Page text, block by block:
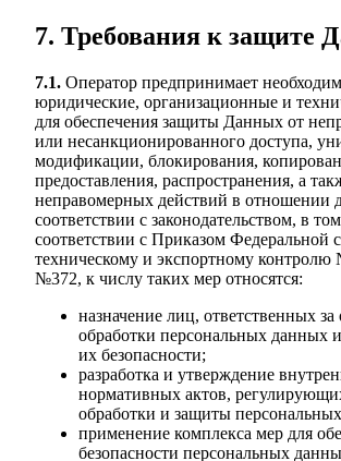
7. Требования к защите
7.1. Оператор предпринимает
юридические, организационные и
для обеспечения защиты Данных от
или несанкционированного доступа,
модификации, блокирования,
предоставления, распространения, а
неправомерных действий в отношении
соответствии с законодательством, в
соответствии с Приказом Федеральной
техническому и экспортному
№372, к числу таких мер относятся:
назначение лиц, ответственных
обработки персональных данных
их безопасности;
разработка и утверждение
нормативных актов,
обработки и защиты
применение комплекса мер для
безопасности персональных